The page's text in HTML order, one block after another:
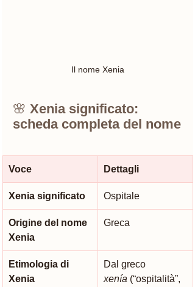
Il nome Xenia
🌸 Xenia significato:
scheda completa del nome
Voce Dettagli
Xenia significato Ospitale
Origine del nome
Xenia
Greca
Etimologia di
Xenia
Dal greco
xenía (“ospitalità”,